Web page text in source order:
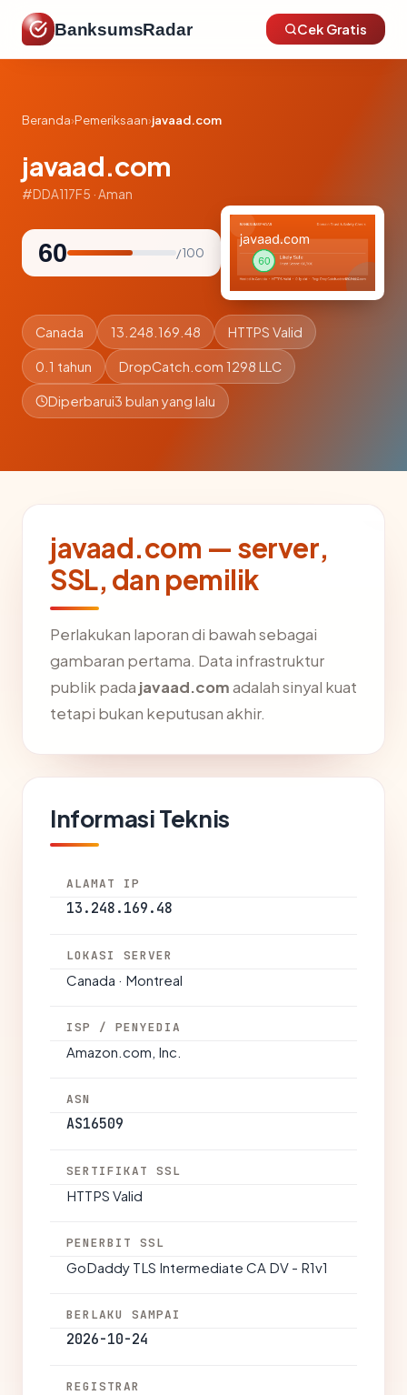
BanksumsRadar Cek Gratis
Beranda›Pemeriksaan›javaad.com
javaad.com
#DDA117F5 · Aman
60 / 100
Canada 13.248.169.48 HTTPS Valid
0.1 tahun DropCatch.com 1298 LLC
Diperbarui3 bulan yang lalu
javaad.com — server,
SSL, dan pemilik
Perlakukan laporan di bawah sebagai
gambaran pertama. Data infrastruktur
publik pada javaad.comadalah sinyal kuat
tetapi bukan keputusan akhir.
Informasi Teknis
ALAMAT IP
13.248.169.48
LOKASI SERVER
Canada · Montreal
ISP / PENYEDIA
Amazon.com, Inc.
ASN
AS16509
SERTIFIKAT SSL
HTTPS Valid
PENERBIT SSL
GoDaddy TLS Intermediate CA DV - R1v1
BERLAKU SAMPAI
2026-10-24
REGISTRAR